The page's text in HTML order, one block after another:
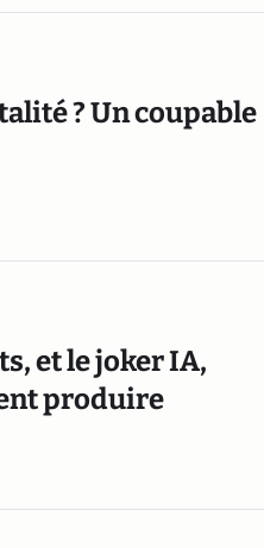
? Un coupable
et le joker IA,
produire